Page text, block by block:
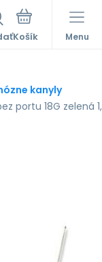
Menu
kanyly
portu 18G zelená